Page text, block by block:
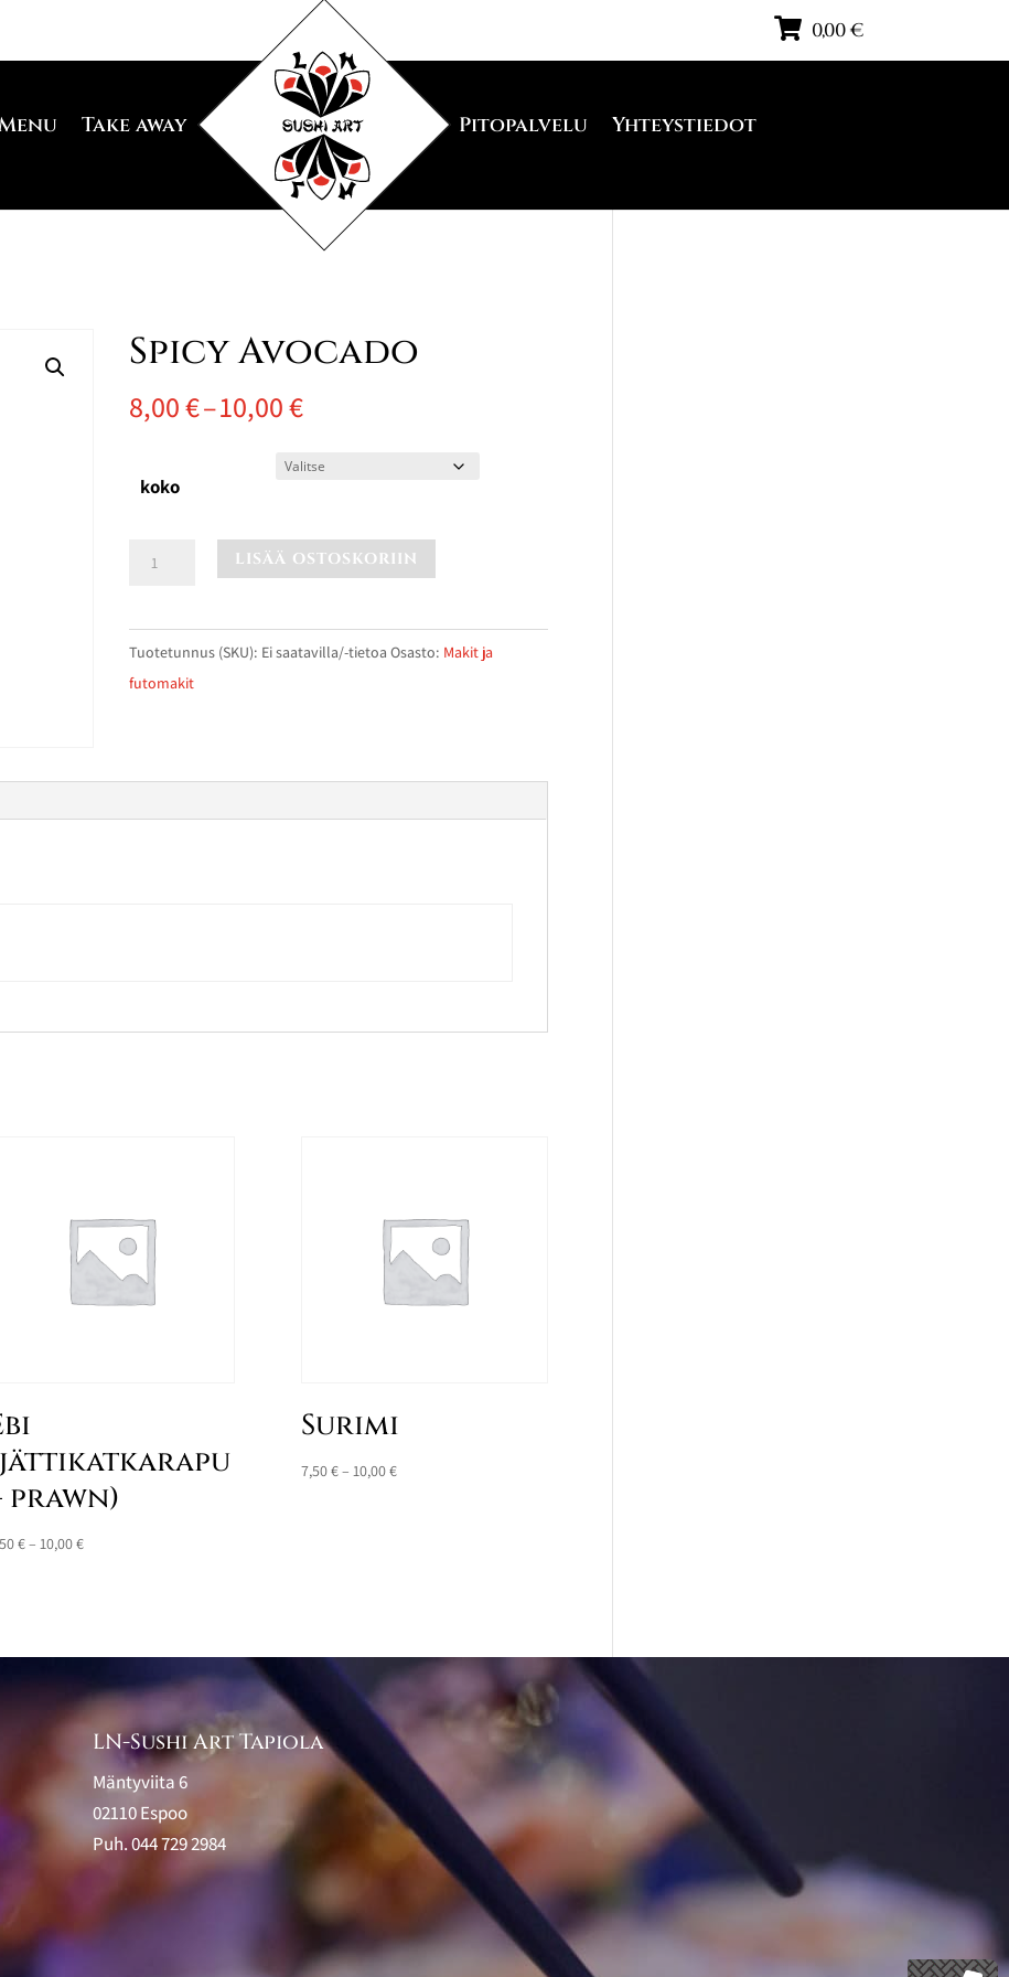
0,00€
Take away Pitopalvelu Yhteystiedot
Spicy Avocado
8,00€–10,00€Hintaluokka:
-
koko
Spicy
LISÄÄ OSTOSKORIIN
Tuotetunnus (SKU): Ei saatavilla/-tietoa Osasto: Makit ja
futomakit
prawn)
€– 10,00€Hintaluokka:
Surimi
7,50€– 10,00€Hintaluokka:
LN-Sushi Art Tapiola
Mäntyviita 6
02110 Espoo
Puh.044 729 2984